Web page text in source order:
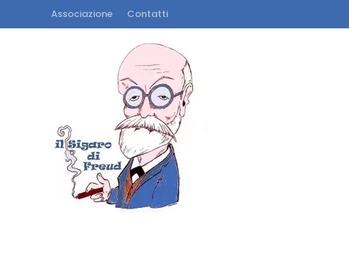
Associazione Contatti